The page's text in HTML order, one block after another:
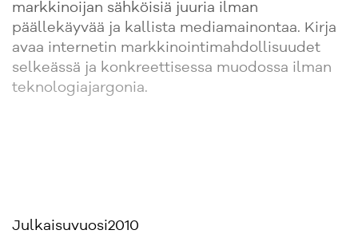
markkinoijan sähköisiä juuria ilman
päällekäyvää ja kallista mediamainontaa. Kirja
avaa internetin markkinointimahdollisuudet
selkeässä ja konkreettisessa muodossa ilman
teknologiajargonia.
Julkaisuvuosi2010